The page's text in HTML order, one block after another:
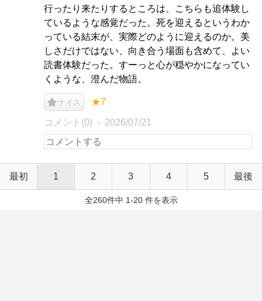
行ったり来たりするところは、こちらも追体験し
ているような感覚だった。死を迎えるというわか
っている結末が、実際どのように迎えるのか。美
しさだけではない、向き合う場面も含めて、よい
読書体験だった。すーっと心が穏やかになってい
くような、澄んだ物語。
ナイス ★7
コメント(0) 2026/07/21
最初 1 2 3 4 5 最後
全260件中 1-20 件を表示